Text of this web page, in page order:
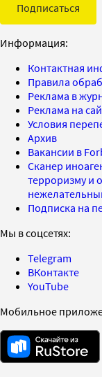
Подписаться
Информация:
Контактная
Правила
Реклама в
Реклама на
Условия
Архив
Вакансии в
Сканер
терроризму и
Подписка на
Мы в соцсетях:
Telegram
ВКонтакте
YouTube
Мобильное